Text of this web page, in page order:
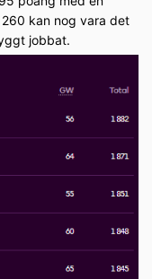
kan nog vara det
jobbat.